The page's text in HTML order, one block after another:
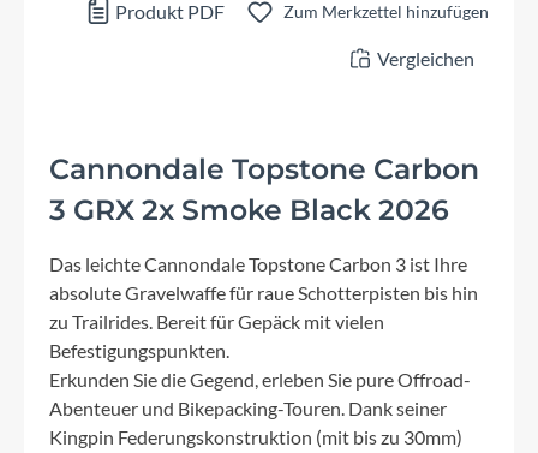
Produkt PDF Zum Merkzettel hinzufügen
Vergleichen
Cannondale Topstone Carbon
3 GRX 2x Smoke Black 2026
Das leichte Cannondale Topstone Carbon 3 ist Ihre
absolute Gravelwaffe für raue Schotterpisten bis hin
zu Trailrides. Bereit für Gepäck mit vielen
Befestigungspunkten.
Erkunden Sie die Gegend, erleben Sie pure Offroad-
Abenteuer und Bikepacking-Touren. Dank seiner
Kingpin Federungskonstruktion (mit bis zu 30mm)